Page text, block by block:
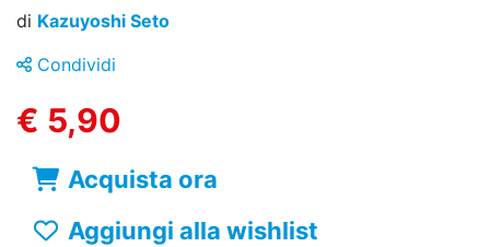
di Kazuyoshi Seto
Condividi
€ 5,90
Acquista ora
Aggiungi alla wishlist